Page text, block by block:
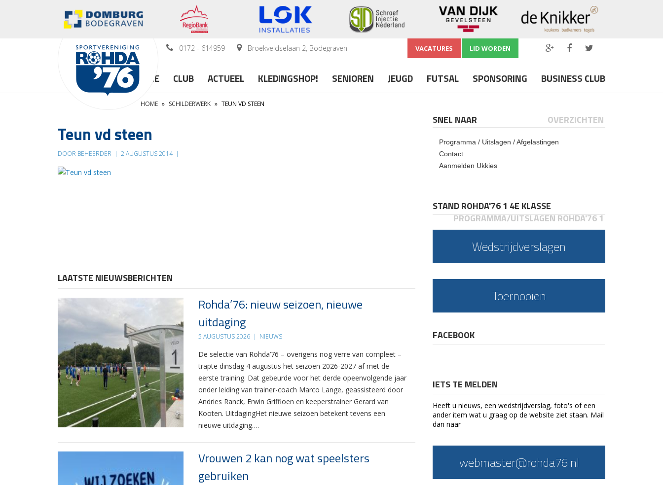
0172 - 614959 Broekveldselaan 2, Bodegraven VACATURES LID WORDEN
HOME CLUB ACTUEEL KLEDINGSHOP! SENIOREN JEUGD FUTSAL SPONSORING BUSINESS CLUB
HOME » SCHILDERWERK » TEUN VD STEEN
Teun vd steen
DOOR BEHEERDER | 2 AUGUSTUS 2014 |
LAATSTE NIEUWSBERICHTEN
Rohda’76: nieuw seizoen, nieuwe
uitdaging
5 AUGUSTUS 2026 | NIEUWS
De selectie van Rohda’76 – overigens nog verre van compleet –
trapte dinsdag 4 augustus het seizoen 2026-2027 af met de
eerste training. Dat gebeurde voor het derde opeenvolgende jaar
onder leiding van trainer-coach Marco Lange, geassisteerd door
Andries Ranck, Erwin Griffioen en keeperstrainer Gerard van
Kooten. UitdagingHet nieuwe seizoen betekent tevens een
nieuwe uitdaging….
Vrouwen 2 kan nog wat speelsters
gebruiken
SNEL NAAR OVERZICHTEN
Programma / Uitslagen / Afgelastingen
Contact
Aanmelden Ukkies
STAND ROHDA'76 1 4E KLASSE
PROGRAMMA/UITSLAGEN ROHDA'76 1
Wedstrijdverslagen
Toernooien
FACEBOOK
IETS TE MELDEN
Heeft u nieuws, een wedstrijdverslag, foto's of een
ander item wat u graag op de website ziet staan. Mail
dan naar
webmaster@rohda76.nl